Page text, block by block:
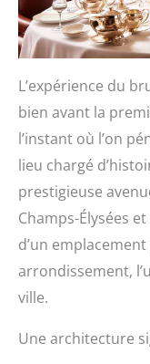
L’expérience du
bien avant la
l’instant où l’on
lieu chargé
prestigieuse
Champs-Élysées
d’un
arrondissement,
ville.
Une architecture